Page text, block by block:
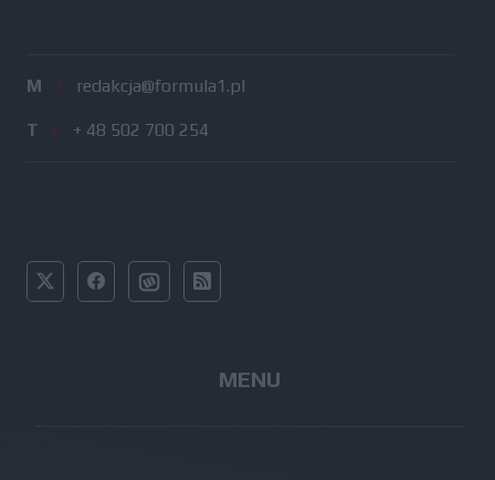
M / redakcja@formula1.pl
T / + 48 502 700 254
MENU